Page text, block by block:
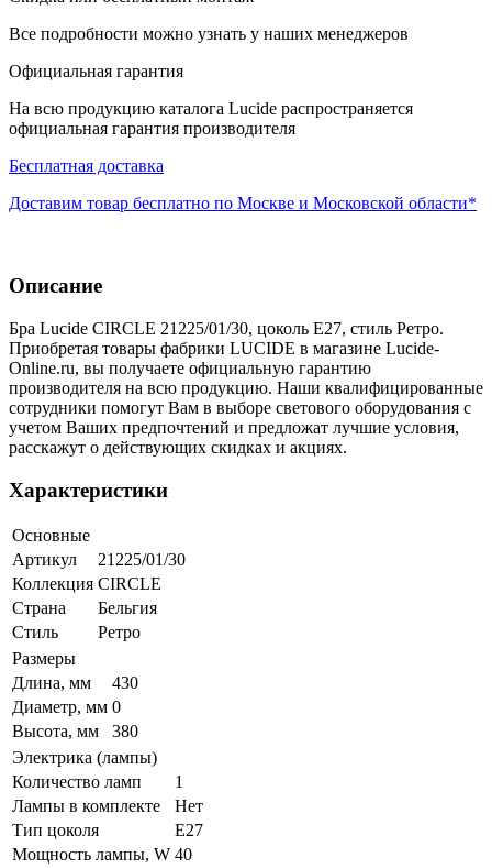
Все подробности можно узнать у наших менеджеров
Официальная гарантия
На всю продукцию каталога Lucide распространяется
официальная гарантия производителя
Бесплатная доставка
Доставим товар бесплатно по Москве и Московской области*
Описание
Бра Lucide CIRCLE 21225/01/30, цоколь E27, стиль Ретро.
Приобретая товары фабрики LUCIDE в магазине Lucide-
Online.ru, вы получаете официальную гарантию
производителя на всю продукцию. Наши квалифицированные
сотрудники помогут Вам в выборе светового оборудования с
учетом Ваших предпочтений и предложат лучшие условия,
расскажут о действующих скидках и акциях.
Характеристики
Основные
Артикул
21225/01/30
Коллекция CIRCLE
Страна
Бельгия
Стиль
Ретро
Размеры
Длина, мм
430
Диаметр, мм 0
Высота, мм
380
Электрика (лампы)
Количество ламп
1
Лампы в комплекте
Нет
Тип цоколя
E27
Мощность лампы, W 40